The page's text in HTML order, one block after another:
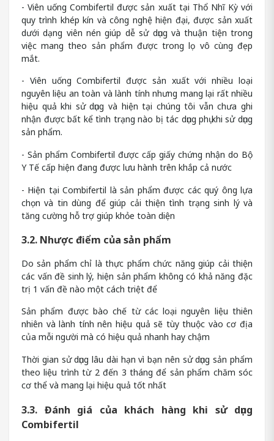
- Viên uống Combifertil được sản xuất tại Thổ Nhĩ Kỳ với
quy trình khép kín và công nghệ hiện đại, được sản xuất
dưới dạng viên nén giúp dễ sử dụng và thuận tiện trong
việc mang theo sản phẩm được trong lọ vô cùng đẹp
mắt.
- Viên uống Combifertil được sản xuất với nhiều loại
nguyên liệu an toàn và lành tính nhưng mang lại rất nhiều
hiệu quả khi sử dụng và hiện tại chúng tôi vẫn chưa ghi
nhận được bất kể tình trạng nào bị tác dụng phụ khi sử dụng
sản phẩm.
- Sản phẩm Combifertil được cấp giấy chứng nhận do Bộ
Y Tế cấp hiện đang được lưu hành trên khắp cả nước
- Hiện tại Combifertil là sản phẩm được các quý ông lựa
chọn và tin dùng để giúp cải thiện tình trạng sinh lý và
tăng cường hỗ trợ giúp khỏe toàn diện
3.2. Nhược điểm của sản phẩm
Do sản phẩm chỉ là thực phẩm chức năng giúp cải thiện
các vấn đề sinh lý, hiện sản phẩm không có khả năng đặc
trị 1 vấn đề nào một cách triệt để
Sản phẩm được bào chế từ các loại nguyên liệu thiên
nhiên và lành tính nên hiệu quả sẽ tùy thuộc vào cơ địa
của mỗi người mà có hiệu quả nhanh hay chậm
Thời gian sử dụng lâu dài hạn vì bạn nên sử dụng sản phẩm
theo liệu trình từ 2 đến 3 tháng để sản phẩm chăm sóc
cơ thể và mang lại hiệu quả tốt nhất
3.3. Đánh giá của khách hàng khi sử dụng
Combifertil